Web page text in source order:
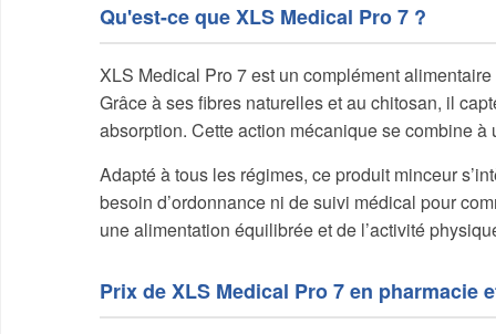
Qu'est-ce que XLS Medical Pro 7 ?
XLS Medical Pro 7 est un complément
Grâce à ses fibres naturelles et au chitosan, il
absorption. Cette action mécanique se combine
Adapté à tous les régimes, ce produit minceur
besoin d’ordonnance ni de suivi médical pour
une alimentation équilibrée et de l’activité
Prix de XLS Medical Pro 7 en pharmacie